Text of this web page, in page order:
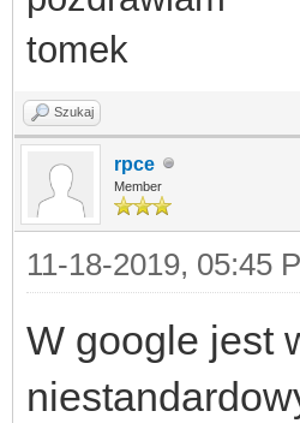
tomek
Szukaj
rpce
Member
11-18-2019, 05:45
W google jest